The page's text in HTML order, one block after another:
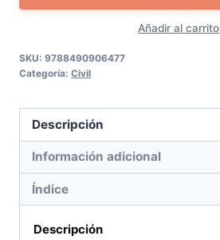
la
cosa
pro
Añadir al carrito
SKU: 9788490906477
Categoría: Civil
Descripción
Información adicional
Índice
Descripción